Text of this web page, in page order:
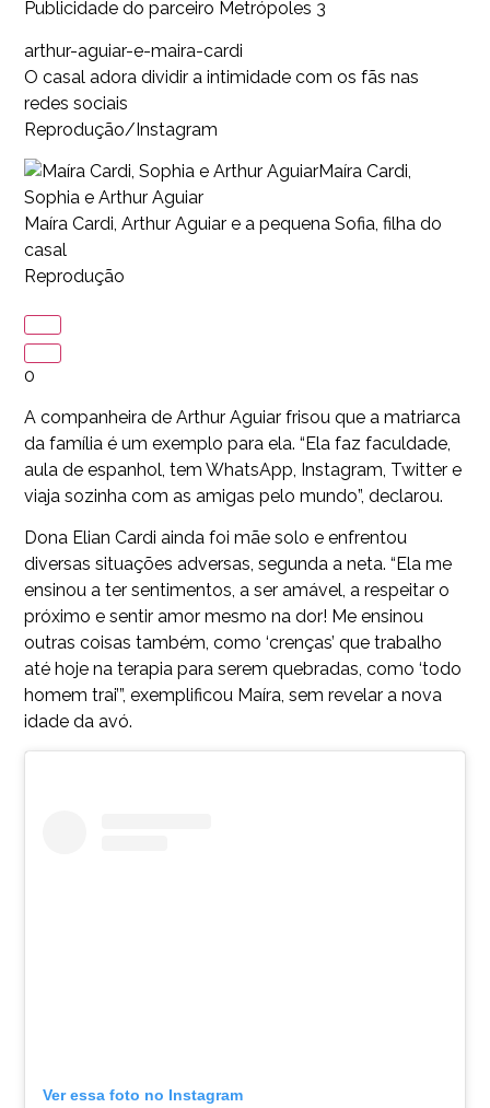
Publicidade do parceiro Metrópoles 3
arthur-aguiar-e-maira-cardi
O casal adora dividir a intimidade com os fãs nas
redes sociais
Reprodução/Instagram
Maíra Cardi,
Sophia e Arthur Aguiar
Maíra Cardi, Arthur Aguiar e a pequena Sofia, filha do
casal
Reprodução
0
A companheira de Arthur Aguiar frisou que a matriarca
da família é um exemplo para ela. “Ela faz faculdade,
aula de espanhol, tem WhatsApp, Instagram, Twitter e
viaja sozinha com as amigas pelo mundo”, declarou.
Dona Elian Cardi ainda foi mãe solo e enfrentou
diversas situações adversas, segunda a neta. “Ela me
ensinou a ter sentimentos, a ser amável, a respeitar o
próximo e sentir amor mesmo na dor! Me ensinou
outras coisas também, como ‘crenças’ que trabalho
até hoje na terapia para serem quebradas, como ‘todo
homem trai’”, exemplificou Maíra, sem revelar a nova
idade da avó.
Ver essa foto no Instagram